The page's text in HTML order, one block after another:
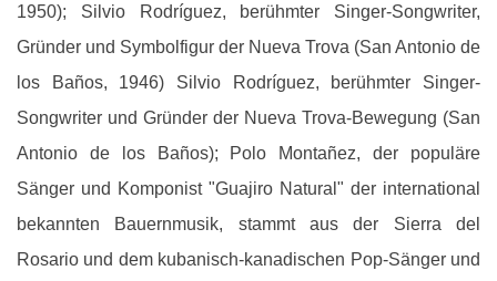
1950); Silvio Rodríguez, berühmter Singer-Songwriter,
Gründer und Symbolfigur der Nueva Trova (San Antonio de
los Baños, 1946) Silvio Rodríguez, berühmter Singer-
Songwriter und Gründer der Nueva Trova-Bewegung (San
Antonio de los Baños); Polo Montañez, der populäre
Sänger und Komponist "Guajiro Natural" der international
bekannten Bauernmusik, stammt aus der Sierra del
Rosario und dem kubanisch-kanadischen Pop-Sänger und